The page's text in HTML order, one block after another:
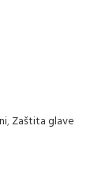
,Zaštita glave